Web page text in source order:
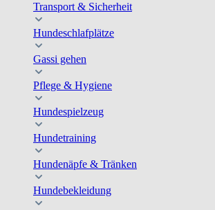
Transport & Sicherheit
Hundeschlafplätze
Gassi gehen
Pflege & Hygiene
Hundespielzeug
Hundetraining
Hundenäpfe & Tränken
Hundebekleidung